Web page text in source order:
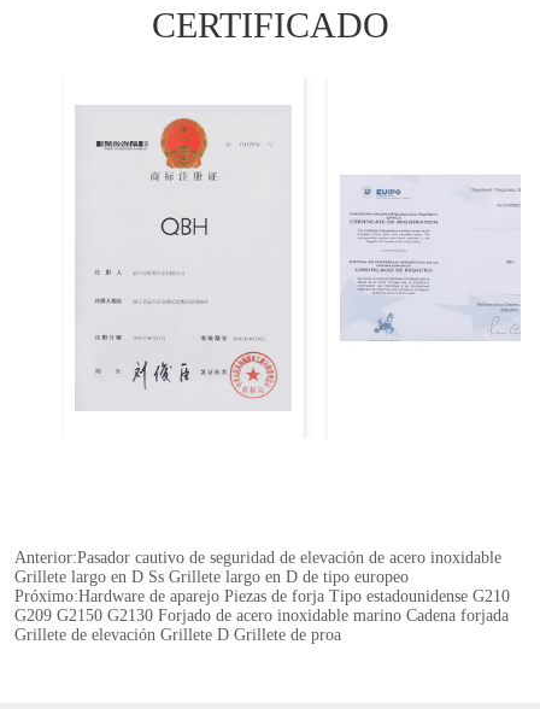
CERTIFICADO
Anterior:Pasador cautivo de seguridad de elevación de acero inoxidable
Grillete largo en D Ss Grillete largo en D de tipo europeo
Próximo:Hardware de aparejo Piezas de forja Tipo estadounidense G210
G209 G2150 G2130 Forjado de acero inoxidable marino Cadena forjada
Grillete de elevación Grillete D Grillete de proa